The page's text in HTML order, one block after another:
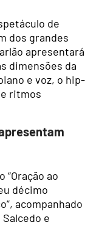
de
dos grandes
apresentará
dimensões da
e voz, o hip-
ritmos
ao
décimo
acompanhado
e